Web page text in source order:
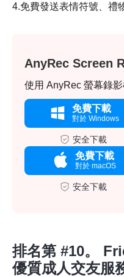
4.免費發送表情符號、禮
AnyRec Screen
使用 AnyRec 螢幕錄
免費下載
對於 Windows
安全下載
免費下載
對於 macOS
安全下載
排名第 #10。
優質成人交友服